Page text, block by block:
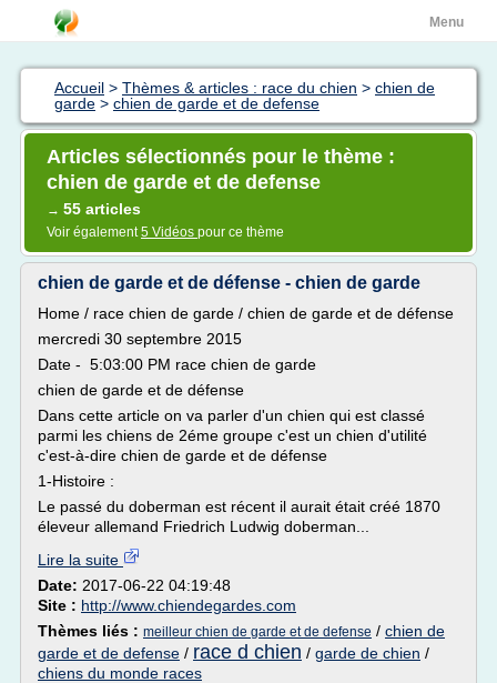
Menu
Accueil > Thèmes & articles : race du chien > chien de
garde > chien de garde et de defense
Articles sélectionnés pour le thème :
chien de garde et de defense
→ 55 articles
Voir également5 Vidéos pour ce thème
chien de garde et de défense - chien de garde
Home / race chien de garde / chien de garde et de défense
mercredi 30 septembre 2015
Date - 5:03:00 PM race chien de garde
chien de garde et de défense
Dans cette article on va parler d'un chien qui est classé
parmi les chiens de 2éme groupe c'est un chien d'utilité
c'est-à-dire chien de garde et de défense
1-Histoire :
Le passé du doberman est récent il aurait était créé 1870
éleveur allemand Friedrich Ludwig doberman...
Lire la suite
Date: 2017-06-22 04:19:48
Site : http://www.chiendegardes.com
Thèmes liés : meilleur chien de garde et de defense / chien de
garde et de defense / race d chien / garde de chien /
chiens du monde races